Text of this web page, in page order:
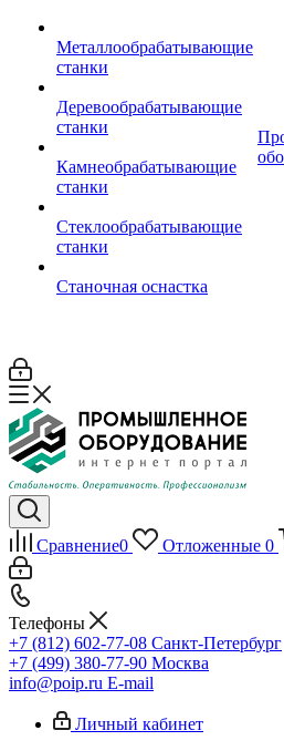
Металлообрабатывающие
станки
Деревообрабатывающие
станки
Камнеобрабатывающие
станки
Стеклообрабатывающие
станки
Станочная оснастка
Сравнение0 Отложенные 0
Телефоны
+7 (812) 602-77-08 Санкт-Петербург
+7 (499) 380-77-90 Москва
info@poip.ru E-mail
Личный кабинет